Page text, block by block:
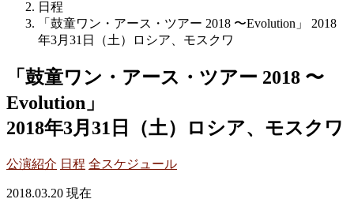
日程
「鼓童ワン・アース・ツアー 2018 〜Evolution」 2018
年3月31日（土）ロシア、モスクワ
「鼓童ワン・アース・ツアー 2018 〜
Evolution」
2018年3月31日（土）ロシア、モスクワ
公演紹介 日程 全スケジュール
2018.03.20 現在